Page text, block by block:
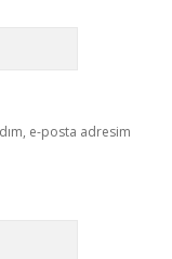
e-posta adresim